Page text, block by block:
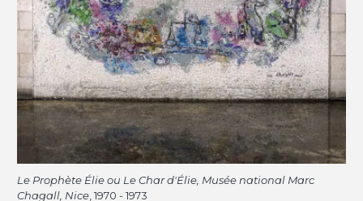
Le Prophète Élie ou Le Char d'Élie, Musée national Marc
Chagall, Nice, 1970 - 1973